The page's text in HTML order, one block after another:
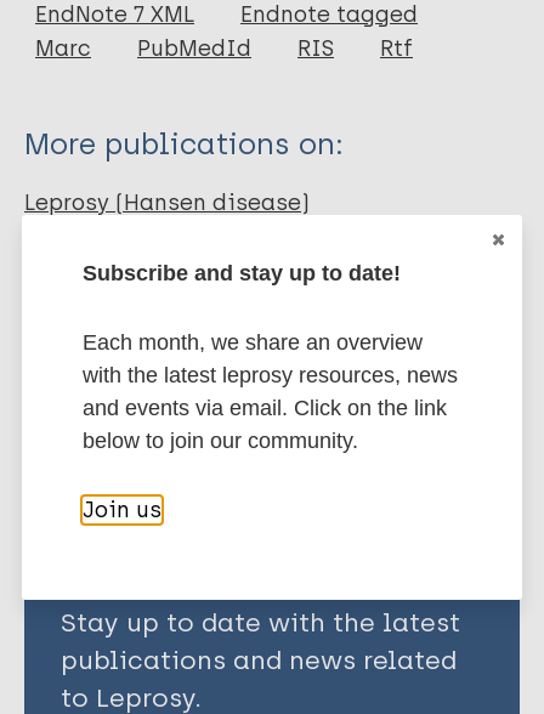
Author
EndNote 7 XML
Endnote tagged
Marc
PubMedId RIS Rtf
More publications on:
Leprosy (Hansen disease)
Norway
Share this page:
Stay up to date with the latest
publications and news related
to Leprosy.
Subscribe and stay up to date!
Each month, we share an overview
with the latest leprosy resources, news
and events via email. Click on the link
below to join our community.
Join us